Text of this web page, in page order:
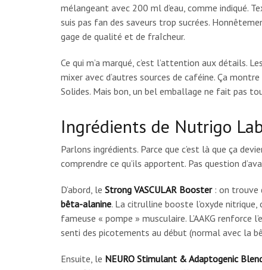
mélangeant avec 200 ml d’eau, comme indiqué.
suis pas fan des saveurs trop sucrées.
gage de qualité et de fraîcheur.
Ce qui m’a marqué, c’est l’attention aux détails.
mixer avec d’autres sources de caféine. Ça
Solides. Mais bon, un bel emballage ne fait pas
Ingrédients de Nutrigo
Parlons ingrédients. Parce que c’est là que ça
comprendre ce qu’ils apportent. Pas question
D’abord, le Strong VASCULAR Booster: on trouve
bêta-alanine. La citrulline booste l’oxyde
fameuse « pompe » musculaire. L’AAKG
senti des picotements au début (normal avec la
Ensuite, le NEURO Stimulant & Adaptogenic